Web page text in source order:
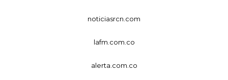
noticiasrcn.com
lafm.com.co
alerta.com.co